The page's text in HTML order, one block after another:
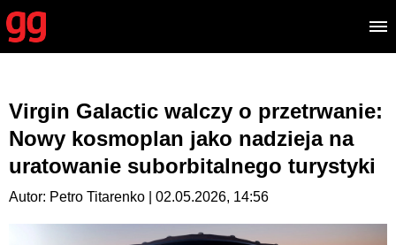
Virgin Galactic walczy o przetrwanie:
Nowy kosmoplan jako nadzieja na
uratowanie suborbitalnego turystyki
Autor: Petro Titarenko | 02.05.2026, 14:56